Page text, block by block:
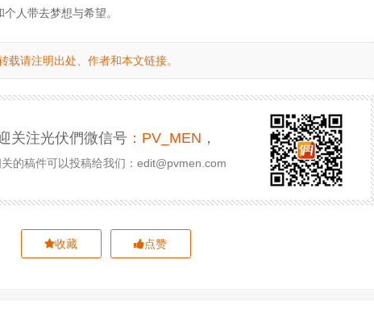
人带去梦想与希望。
载请注明出处、作者和本文链接。
关注光伏們微信号 ：PV_MEN ，
的稿件可以投稿给我们：edit@pvmen.com
收藏 点赞